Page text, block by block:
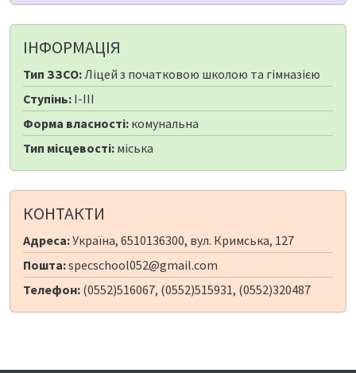
ІНФОРМАЦІЯ
Тип ЗЗСО:Ліцей з початковою школою та гімназією
Ступінь: I-III
Форма власності: комунальна
Тип місцевості: міська
КОНТАКТИ
Адреса:Україна, 6510136300, вул. Кримська, 127
Пошта:specschool052@gmail.com
Телефон: (0552)516067, (0552)515931, (0552)320487